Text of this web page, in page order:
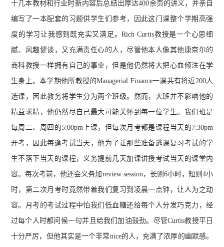
十几本教材和行业时新内容后总结出厚达400余页的讲义，并亲自
编写了一本配套的习题供学生们参考，因此这门课整个学期高强
度的学习让我感到既充实又满足。Rich Curtis教授是一个心思细
腻、风趣健谈，又充满责任心的人，尽管他本人像其他康奈尔的
商科教授一样拥有自己的事业，但是他仍然将大把心血倾注在学
生身上。本学期他所教授的Managerial Finance一课共有将近200人
选课，因此教务将学生分为两个班级。然而，大班并不影响他的
精益求精，他仍然尽自己最大可能关怀到每一位学生。我们班是
每周二、周四的5:00pm上课，但每次月考都是课程当天的7:30pm
开考，因此每逢考试当天，他为了让那些准备逃课复习考试的学
生不落下当天的课程，义务提前几天加课讲授考试当天的课堂内
容。每次考前，他还会义务加review session，长则6小时，短则4小
时，第二次月考时竟然带着我们复习到凌晨一点钟，让人为之动
容。月考的考试过程中怕我们低血糖还给每个人分发巧克力，经
过每个人时都问候一句并且给我们加油鼓劲。尽管Curtis教授平日
十分严厉，但他其实是一个非常nice的人，充满了浓厚的幽默感。